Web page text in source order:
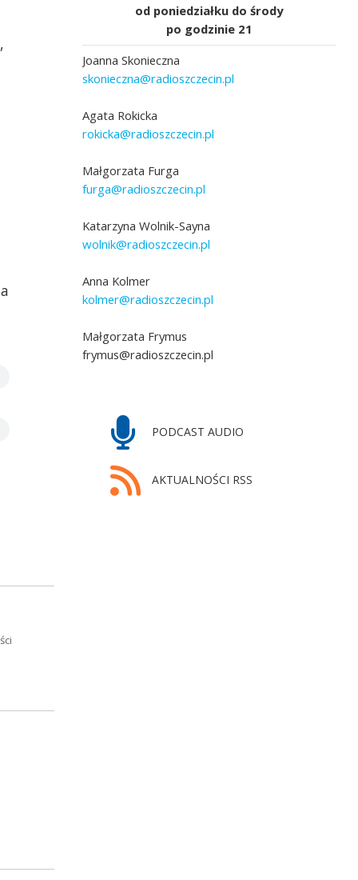
od poniedziałku do środy
po godzinie 21
Joanna Skonieczna
skonieczna@radioszczecin.pl
Agata Rokicka
rokicka@radioszczecin.pl
Małgorzata Furga
furga@radioszczecin.pl
Katarzyna Wolnik-Sayna
wolnik@radioszczecin.pl
Anna Kolmer
kolmer@radioszczecin.pl
Małgorzata Frymus
frymus@radioszczecin.pl
PODCAST AUDIO
AKTUALNOŚCI RSS